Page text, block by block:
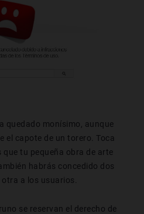
quedado monísimo, aunque
el capote de un torero. Toca
que tu pequeña obra de arte
habrás concedido dos
otra a los usuarios.
se reservan el derecho de